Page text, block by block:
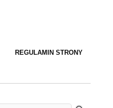
REGULAMIN STRONY